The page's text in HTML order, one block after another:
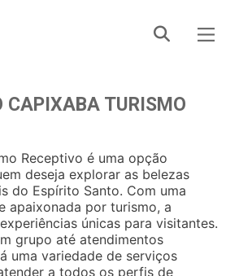
CAPIXABA TURISMO
Receptivo é uma opção
deseja explorar as belezas
do Espírito Santo. Com uma
apaixonada por turismo, a
únicas para visitantes.
grupo até atendimentos
uma variedade de serviços
a todos os perfis de